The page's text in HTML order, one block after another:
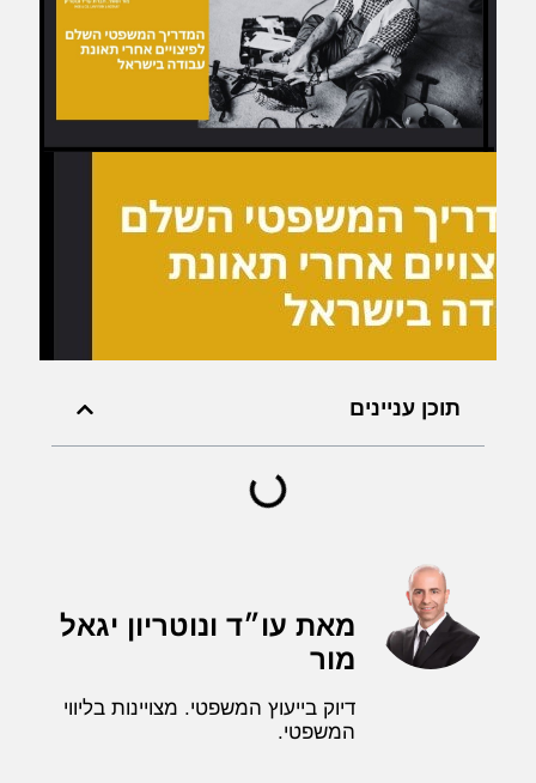
תוכן עניינים
מאת עו״ד ונוטריון יגאל
מור
דיוק בייעוץ המשפטי. מצויינות בליווי
המשפטי.